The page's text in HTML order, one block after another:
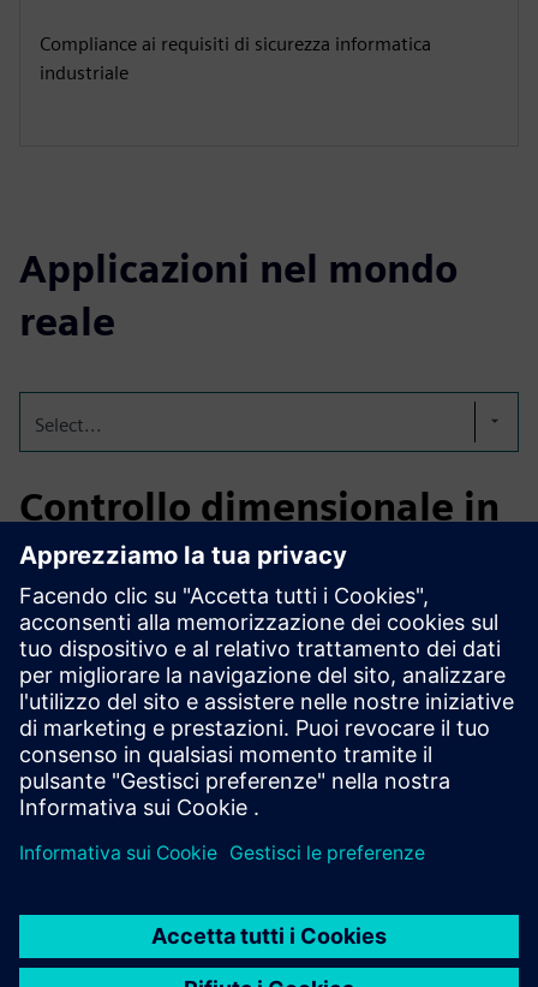
Compliance ai requisiti di sicurezza informatica
industriale
Applicazioni nel mondo
reale
Select...
Controllo dimensionale in
corso per il settore
aerospaziale
Misurazione in macchina in tempo reale e compensazione
automatica per parti aerospaziali ad alta precisione,
riduzione degli scarti, garanzia della tracciabilità e rispetto
di rigorosi standard di qualità.